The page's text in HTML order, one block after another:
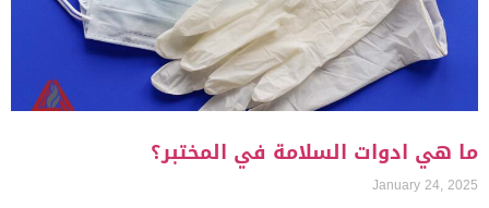
ما هي ادوات السلامة في المختبر؟
January 24, 2025